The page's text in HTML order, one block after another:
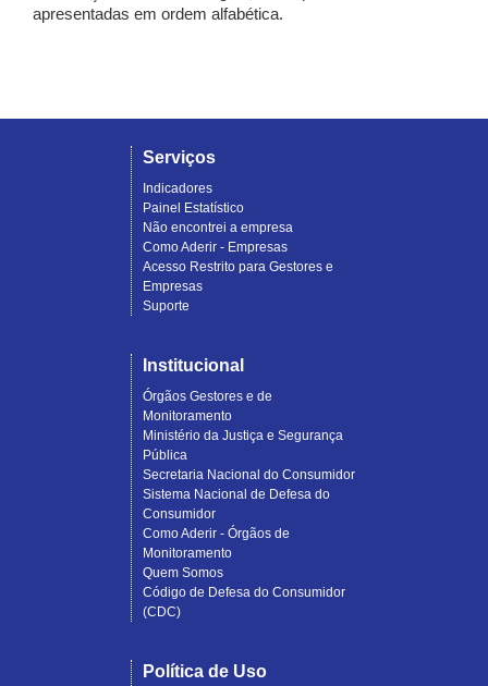
apresentadas em ordem alfabética.
Serviços
Indicadores
Painel Estatístico
Não encontrei a empresa
Como Aderir - Empresas
Acesso Restrito para Gestores e
Empresas
Suporte
Institucional
Órgãos Gestores e de
Monitoramento
Ministério da Justiça e Segurança
Pública
Secretaria Nacional do Consumidor
Sistema Nacional de Defesa do
Consumidor
Como Aderir - Órgãos de
Monitoramento
Quem Somos
Código de Defesa do Consumidor
(CDC)
Política de Uso